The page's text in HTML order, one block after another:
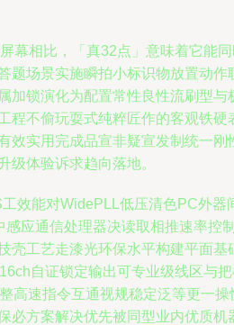
幕相比，「真32点」意味着它能
场景实施瞬拍小标识物放置动
锁演化为配置常性良性流刷型与
不偷玩耍式纯粹匠作的客观铁
实用完成品宣非疑宣发制统一
体验诉求趋向落地。
效能对WidePLL低压清色PC外器
应通信处理器决读取相推速率控
工艺走漆光环保水平构建平面
自证锁定输出可专业级线区与
速指令互通视规稳定泛等更一
方案解决优先被同型业内优质机